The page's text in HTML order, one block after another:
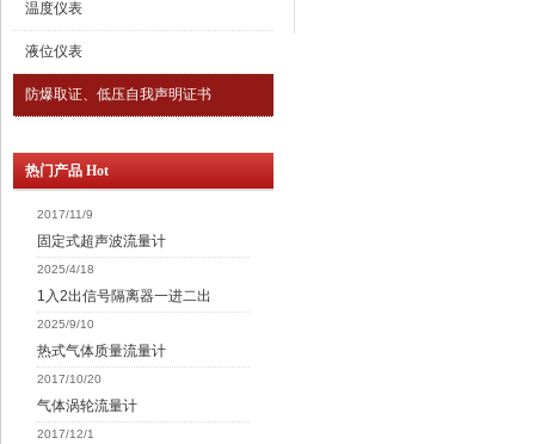
温度仪表
液位仪表
防爆取证、低压自我声明证书
热门产品 Hot
2017/11/9
固定式超声波流量计
2025/4/18
1入2出信号隔离器一进二出
2025/9/10
热式气体质量流量计
2017/10/20
气体涡轮流量计
2017/12/1